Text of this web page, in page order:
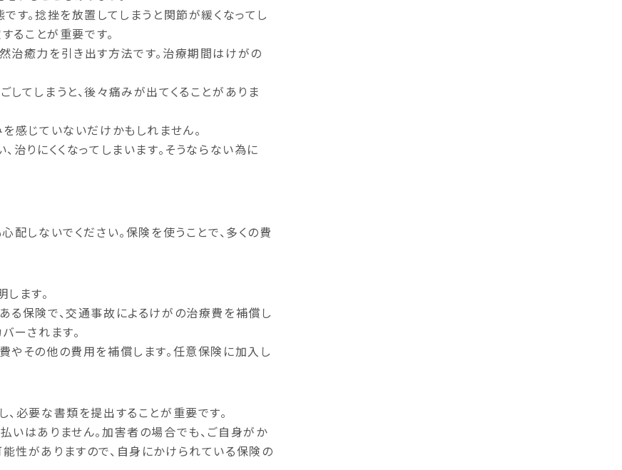
す。捻挫を放置してしまうと関節が緩くなってし
ることが重要です。
治癒力を引き出す方法です。治療期間はけがの
てしまうと、後々痛みが出てくることがありま
感じていないだけかもしれません。
りにくくなってしまいます。そうならない為に
しないでください。保険を使うことで、多くの費
ます。
る保険で、交通事故によるけがの治療費を補償し
ーされます。
やその他の費用を補償します。任意保険に加入し
必要な書類を提出することが重要です。
はありません。加害者の場合でも、ご自身がか
性がありますので、自身にかけられている保険の